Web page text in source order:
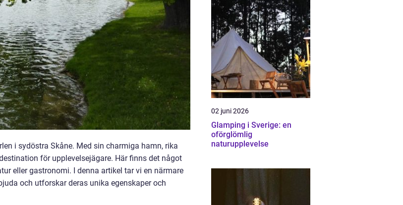
i sydöstra Skåne. Med sin charmiga hamn, rika
för upplevelsejägare. Här finns det något
eller gastronomi. I denna artikel tar vi en närmare
och utforskar deras unika egenskaper och
02 juni 2026
Glamping i Sverige: en
oförglömlig
naturupplevelse